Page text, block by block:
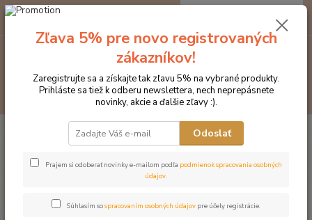
Hľadať
za0 €
Doplnky výživy NAF PRODUKTY
Fertility pre výkonné
plemenné žrebce (Balenie, 2 kg)
Fertility pre výkonné plemenné
žrebce (Balenie, 2 kg)
Zľava 5% pre novo registrovaných
zákazníkov!
Zaregistrujte sa a získajte tak zľavu 5% na vybrané produkty.
Prihláste sa tiež k odberu newslettera, nech neprepásnete
novinky, akcie a ďalšie zľavy :).
Odoslať
Prajem si odoberať novinky e-mailom podľa podmienok spracovania osobných
údajov.
Súhlasím sospracovaním osobných údajov pre účely registrácie.